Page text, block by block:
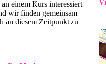
einem Kurs interessiert
wir finden gemeinsam
an diesem Zeitpunkt zu